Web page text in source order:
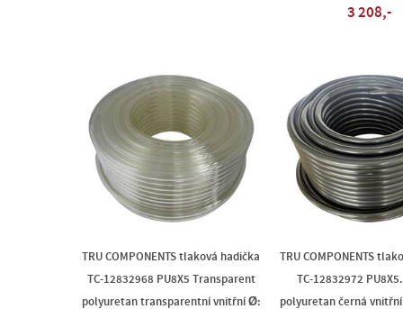
3 208,-
TRU COMPONENTS tlaková hadička
TC-12832968 PU8X5 Transparent
polyuretan transparentní vnitřní Ø:
TRU COMPONENTS
TC-12832972
polyuretan černá